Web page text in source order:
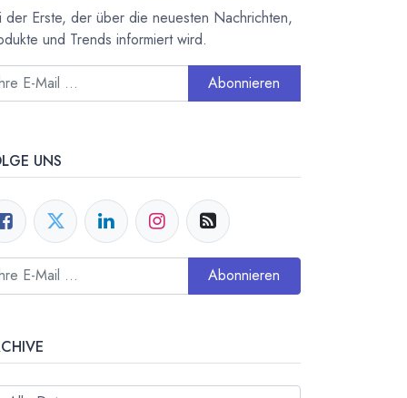
der Erste, der über die neuesten Nachrichten,
und Trends informiert wird.
Abonnieren
UNS
Abonnieren